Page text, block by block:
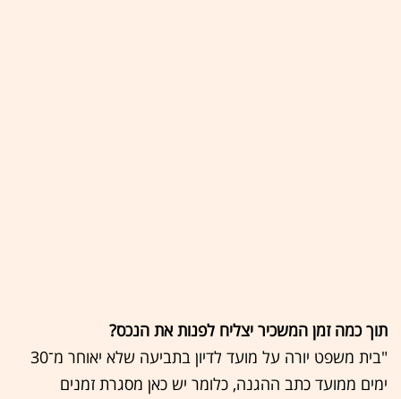
תוך כמה זמן המשכיר יצליח לפנות את הנכס?
"בית משפט יורה על מועד לדיון בתביעה שלא יאוחר מ־30
ימים ממועד כתב ההגנה, כלומר יש כאן מסגרת זמנים